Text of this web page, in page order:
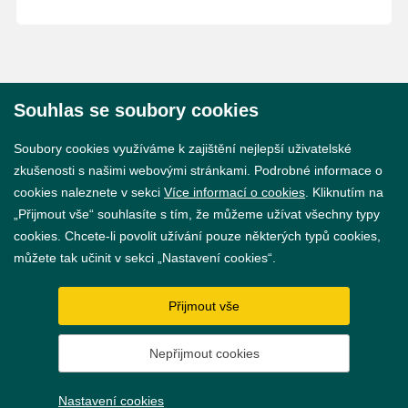
GDPR
Nastavení cookies
Souhlas se soubory cookies
Soubory cookies využíváme k zajištění nejlepší uživatelské
zkušenosti s našimi webovými stránkami. Podrobné informace o
cookies naleznete v sekci Více informací o cookies . Kliknutím na
„Přijmout vše“ souhlasíte s tím, že můžeme užívat všechny typy
cookies. Chcete-li povolit užívání pouze některých typů cookies,
můžete tak učinit v sekci „Nastavení cookies“.
Přijmout vše
Nepřijmout cookies
Nastavení cookies